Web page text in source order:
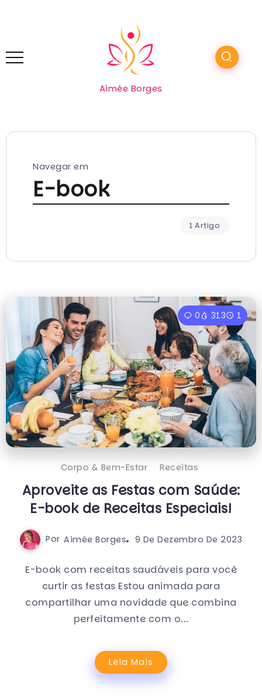
Aimée Borges
Navegar em
E-book
1 Artigo
0 313 1
Corpo & Bem-Estar Receitas
Aproveite as Festas com Saúde:
E-book de Receitas Especiais!
Por Aimée Borges 9 De Dezembro De 2023
E-book com receitas saudáveis para você
curtir as festas Estou animada para
compartilhar uma novidade que combina
perfeitamente com o...
Leia Mais